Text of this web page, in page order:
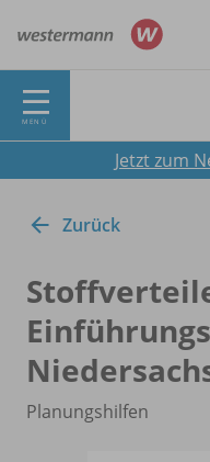
MENÜ
Jetzt zum
Zurück
Planungshilfen